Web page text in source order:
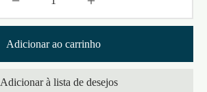
Adicionar ao carrinho
Adicionar à lista de desejos